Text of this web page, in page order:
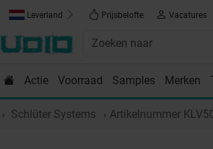
Leverland Prijsbelofte Vacatures
Actie Voorraad Samples Merken
Tips en Inspiratie Showroom
Schlüter Systems Artikelnummer